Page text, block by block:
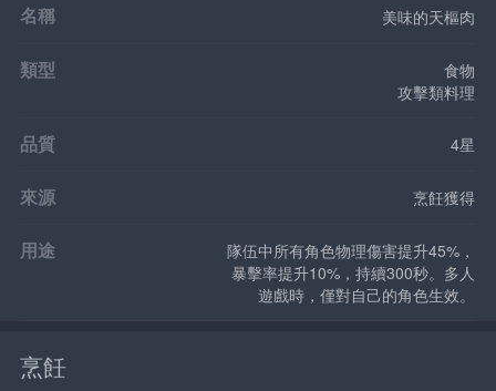
名稱 美味的天樞肉
類型
食物
攻擊類料理
品質 4星
來源 烹飪獲得
用途
隊伍中所有角色物理傷害提升45%，
暴擊率提升10%，持續300秒。多人
遊戲時，僅對自己的角色生效。
烹飪